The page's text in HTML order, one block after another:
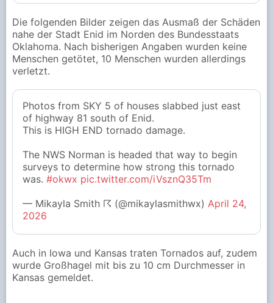
Die folgenden Bilder zeigen das Ausmaß der Schäden
nahe der Stadt Enid im Norden des Bundesstaats
Oklahoma. Nach bisherigen Angaben wurden keine
Menschen getötet, 10 Menschen wurden allerdings
verletzt.
Photos from SKY 5 of houses slabbed just east
of highway 81 south of Enid.
This is HIGH END tornado damage.
The NWS Norman is headed that way to begin
surveys to determine how strong this tornado
was. #okwx pic.twitter.com/iVsznQ35Tm
— Mikayla Smith ☈ (@mikaylasmithwx) April 24,
2026
Auch in Iowa und Kansas traten Tornados auf, zudem
wurde Großhagel mit bis zu 10 cm Durchmesser in
Kansas gemeldet.